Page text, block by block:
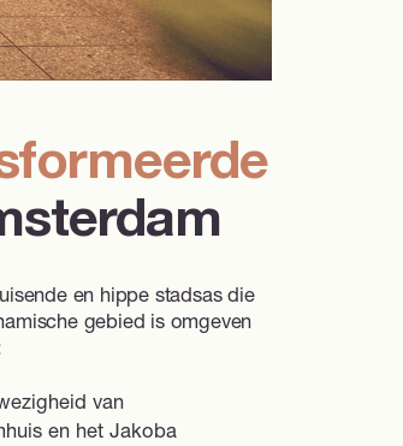
en hippe stadsas die
gebied is omgeven
van
en het Jakoba